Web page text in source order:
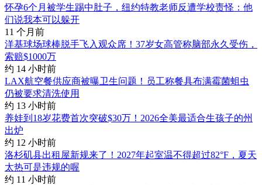
怀孕6个月被学生踢中肚子，纽约特教老师反遭学校责怪：他
们说我本可以躲开
11 个月前
洋基球场球棒脱手飞入观众席！37岁女高管称脑部永久受伤，
索赔$1000万
约 14 小时前
LAX航空餐供应商被曝卫生问题！员工称餐具布满霉菌蛆虫
仍被要求清洗使用
约 13 小时前
养娃到18岁花费首次突破$30万！2026全美最适合生孩子的州
出炉
约 12 小时前
洛杉矶县出租屋新规来了！2027年起室温不得超过82°F，夏天
太热可是违规的喔
约 11 小时前